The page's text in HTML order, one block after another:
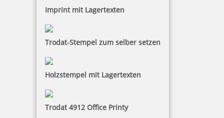
Imprint mit Lagertexten
Trodat-Stempel zum selber setzen
Holzstempel mit Lagertexten
Trodat 4912 Office Printy